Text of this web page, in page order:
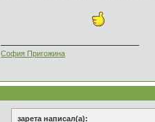
София Пригожина
зарета написал(а):